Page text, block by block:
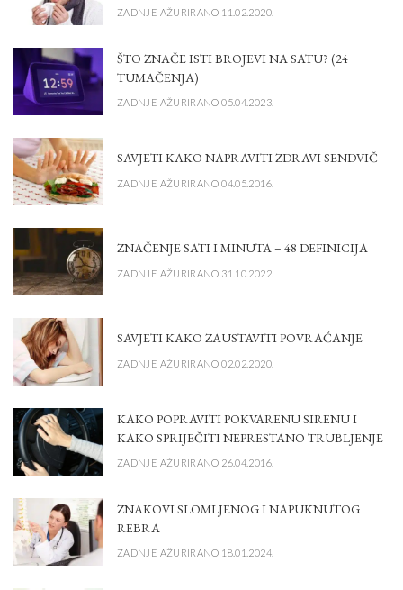
ZADNJE AŽURIRANO 11.02.2020.
ŠTO ZNAČE ISTI BROJEVI NA SATU? (24
TUMAČENJA)
ZADNJE AŽURIRANO 05.04.2023.
SAVJETI KAKO NAPRAVITI ZDRAVI SENDVIČ
ZADNJE AŽURIRANO 04.05.2016.
ZNAČENJE SATI I MINUTA – 48 DEFINICIJA
ZADNJE AŽURIRANO 31.10.2022.
SAVJETI KAKO ZAUSTAVITI POVRAĆANJE
ZADNJE AŽURIRANO 02.02.2020.
KAKO POPRAVITI POKVARENU SIRENU I
KAKO SPRIJEČITI NEPRESTANO TRUBLJENJE
ZADNJE AŽURIRANO 26.04.2016.
ZNAKOVI SLOMLJENOG I NAPUKNUTOG
REBRA
ZADNJE AŽURIRANO 18.01.2024.